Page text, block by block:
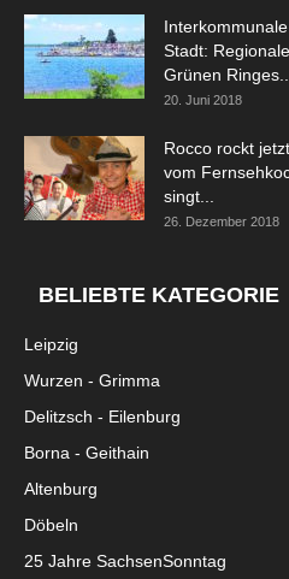
Stadt:
Grünen
20. Juni 2018
Rocco rockt
vom
singt...
26. Dezember 2018
BELIEBTE KATEGORIE
Leipzig
Wurzen - Grimma
Delitzsch - Eilenburg
Borna - Geithain
Altenburg
Döbeln
25 Jahre SachsenSonntag